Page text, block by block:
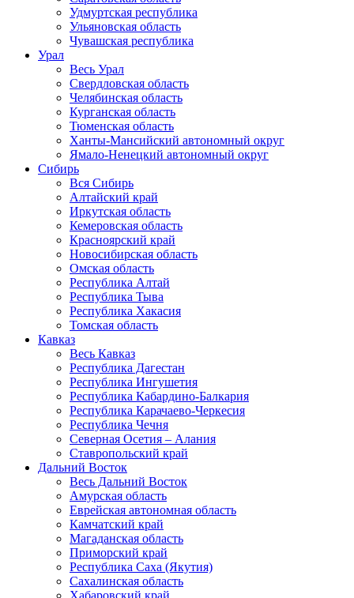
Удмуртская республика
Ульяновская область
Чувашская республика
Урал
Весь Урал
Свердловская область
Челябинская область
Курганская область
Тюменская область
Ханты-Мансийский автономный округ
Ямало-Ненецкий автономный округ
Сибирь
Вся Сибирь
Алтайский край
Иркутская область
Кемеровская область
Красноярский край
Новосибирская область
Омская область
Республика Алтай
Республика Тыва
Республика Хакасия
Томская область
Кавказ
Весь Кавказ
Республика Дагестан
Республика Ингушетия
Республика Кабардино-Балкария
Республика Карачаево-Черкесия
Республика Чечня
Северная Осетия – Алания
Ставропольский край
Дальний Восток
Весь Дальний Восток
Амурская область
Еврейская автономная область
Камчатский край
Магаданская область
Приморский край
Республика Саха (Якутия)
Сахалинская область
Хабаровский край